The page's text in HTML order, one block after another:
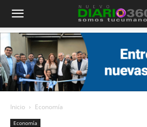
Diario
360
Inicio Economía
Economía